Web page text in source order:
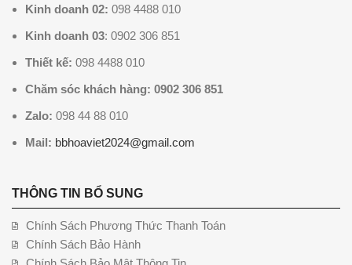
Kinh doanh 02: 098 4488 010
Kinh doanh 03: 0902 306 851
Thiết kế: 098 4488 010
Chăm sóc khách hàng: 0902 306 851
Zalo: 098 44 88 010
Mail: bbhoaviet2024@gmail.com
THÔNG TIN BỔ SUNG
Chính Sách Phương Thức Thanh Toán
Chính Sách Bảo Hành